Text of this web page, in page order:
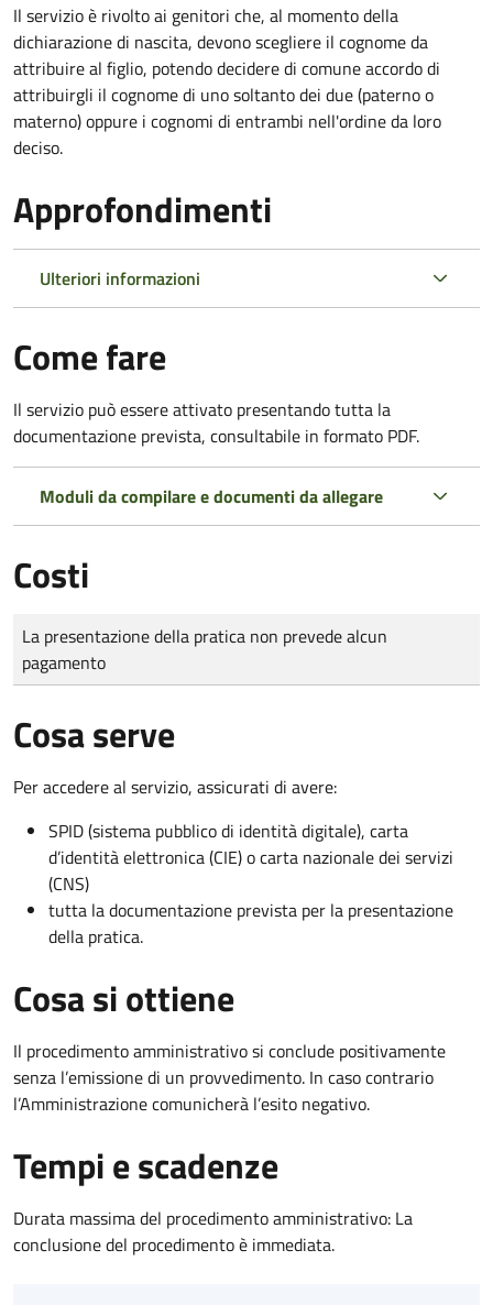
Il servizio è rivolto ai genitori che, al momento della
dichiarazione di nascita, devono scegliere il cognome da
attribuire al figlio, potendo decidere di comune accordo di
attribuirgli il cognome di uno soltanto dei due (paterno o
materno) oppure i cognomi di entrambi nell'ordine da loro
deciso.
Approfondimenti
Ulteriori informazioni
Come fare
Il servizio può essere attivato presentando tutta la
documentazione prevista, consultabile in formato PDF.
Moduli da compilare e documenti da allegare
Costi
Tipo di pagamento
Importo
La presentazione della pratica non prevede alcun
pagamento
Cosa serve
Per accedere al servizio, assicurati di avere:
SPID (sistema pubblico di identità digitale), carta
d’identità elettronica (CIE) o carta nazionale dei servizi
(CNS)
tutta la documentazione prevista per la presentazione
della pratica.
Cosa si ottiene
Il procedimento amministrativo si conclude positivamente
senza l’emissione di un provvedimento. In caso contrario
l’Amministrazione comunicherà l’esito negativo.
Tempi e scadenze
Durata massima del procedimento amministrativo: La
conclusione del procedimento è immediata.